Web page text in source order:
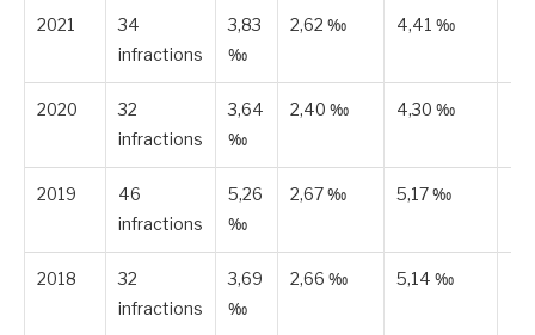
2021
34
infractions
3,83
‰
2,62 ‰ 4,41 ‰
2020
32
infractions
3,64
‰
2,40 ‰ 4,30 ‰
2019
46
infractions
5,26
‰
2,67 ‰ 5,17 ‰
2018
32
infractions
3,69
‰
2,66 ‰ 5,14 ‰